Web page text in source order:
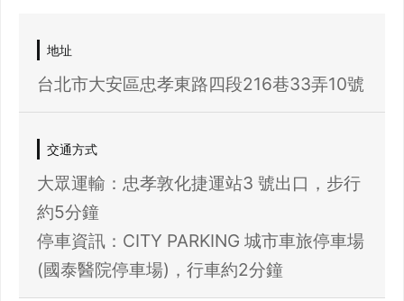
我知道了
地址
台北市大安區忠孝東路四段216巷33弄10號
交通方式
大眾運輸：忠孝敦化捷運站3 號出口，步行
約5分鐘
停車資訊：CITY PARKING 城市車旅停車場
(國泰醫院停車場)，行車約2分鐘
先不要 確認